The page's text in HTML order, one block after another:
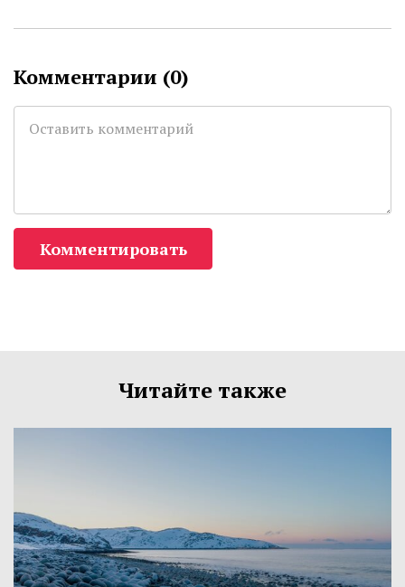
Комментарии (0)
Комментировать
Читайте также